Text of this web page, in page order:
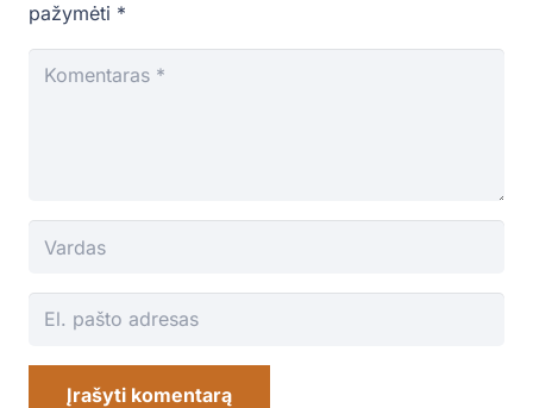
pažymėti *
Įrašyti komentarą